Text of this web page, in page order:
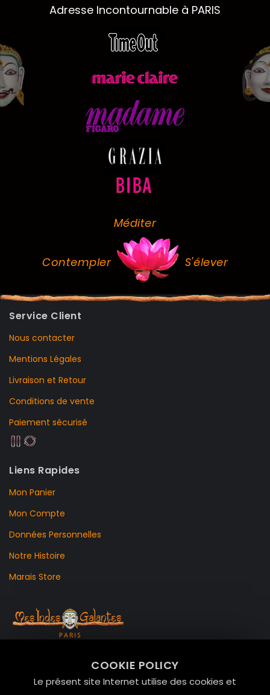
COOKIE POLICY
Le présent site Internet utilise des cookies et
Adresse Incontournable à PARIS
Méditer
Contempler S'élever
Service Client
Nous contacter
Mentions Légales
Livraison et Retour
Conditions de vente
Paiement sécurisé
Liens Rapides
Mon Panier
Mon Compte
Données Personnelles
Notre Histoire
Marais Store
Le Marais, 75004 Paris